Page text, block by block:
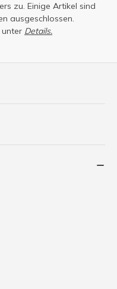
zu. Einige Artikel sind
ausgeschlossen.
Details.